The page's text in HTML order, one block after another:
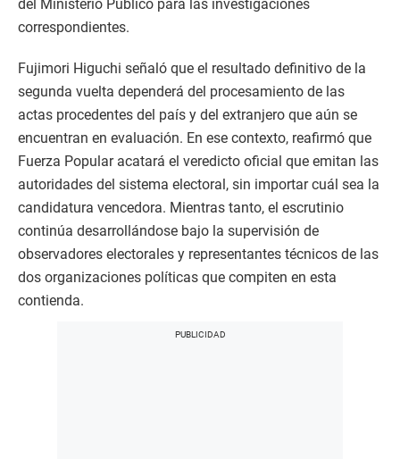
del Ministerio Público para las investigaciones
correspondientes.
Fujimori Higuchi señaló que el resultado definitivo de la
segunda vuelta dependerá del procesamiento de las
actas procedentes del país y del extranjero que aún se
encuentran en evaluación. En ese contexto, reafirmó que
Fuerza Popular acatará el veredicto oficial que emitan las
autoridades del sistema electoral, sin importar cuál sea la
candidatura vencedora. Mientras tanto, el escrutinio
continúa desarrollándose bajo la supervisión de
observadores electorales y representantes técnicos de las
dos organizaciones políticas que compiten en esta
contienda.